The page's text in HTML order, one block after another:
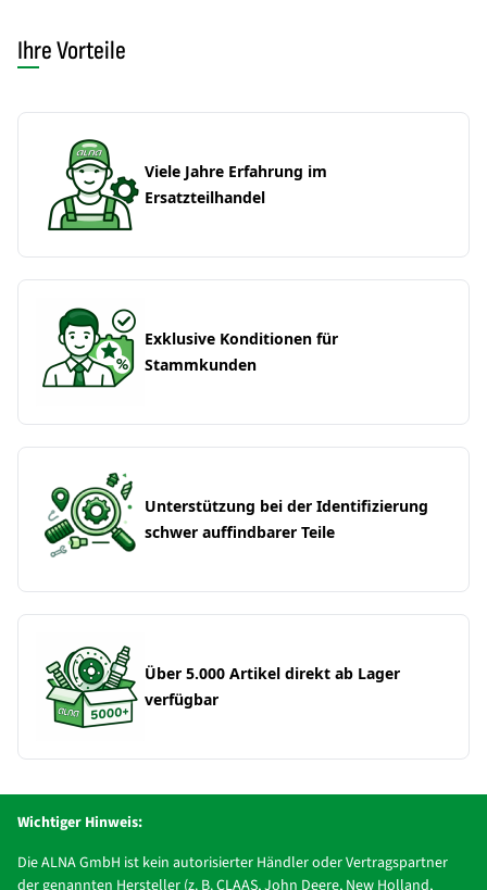
Ihre Vorteile
Viele Jahre Erfahrung im
Ersatzteilhandel
Exklusive Konditionen für
Stammkunden
Unterstützung bei der Identifizierung
schwer auffindbarer Teile
Über 5.000 Artikel direkt ab Lager
verfügbar
Wichtiger Hinweis:
Die ALNA GmbH ist kein autorisierter Händler oder Vertragspartner
der genannten Hersteller (z. B. CLAAS, John Deere, New Holland,